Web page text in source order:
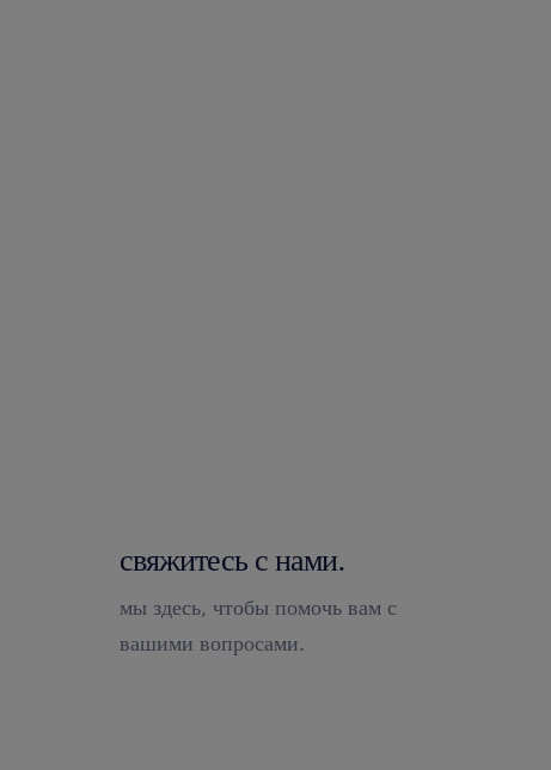
свяжитесь с нами.
мы здесь, чтобы помочь вам с
вашими вопросами.